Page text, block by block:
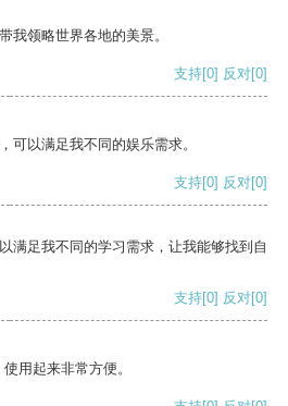
我领略世界各地的美景。
支持[0] 反对[0]
可以满足我不同的娱乐需求。
支持[0] 反对[0]
满足我不同的学习需求，让我能够找到自
支持[0] 反对[0]
用起来非常方便。